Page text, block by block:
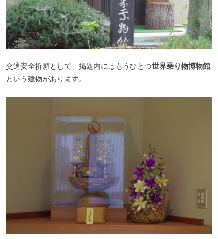
交通安全祈願として、掲題内にはもうひとつ世界乗り物博物館
という建物があります。